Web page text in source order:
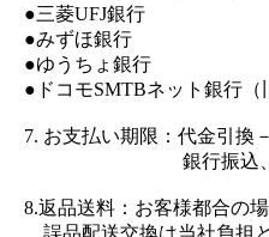
●三菱UFJ銀行
●みずほ銀行
●ゆうちょ銀行
●ドコモSMTBネット銀行（
7. お支払い期限：代金引換
銀行振込、郵便振
8.返品送料：お客様都合の
誤品配送交換は当社負担